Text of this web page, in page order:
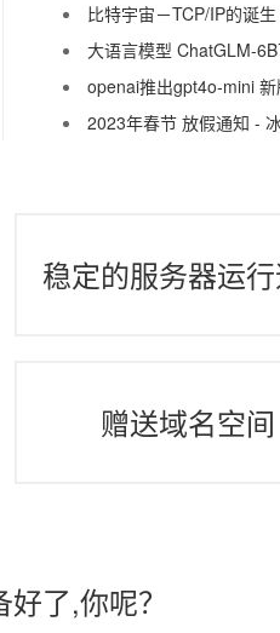
比特宇宙－TCP/IP的诞生
大语言模型 ChatGLM-
openai推出gpt4o-mini 新
2023年春节 放假通知 -
稳定的服务器运
赠送域名空间
了,你呢？